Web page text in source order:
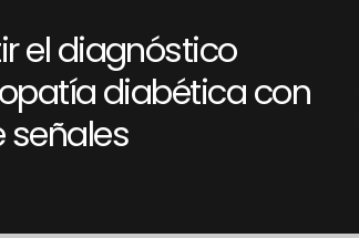
el diagnóstico
diabética con